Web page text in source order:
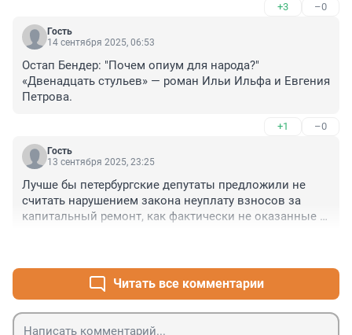
+3 –0
Гость
14 сентября 2025, 06:53
Остап Бендер: "Почем опиум для народа?"
«Двенадцать стульев» — роман Ильи Ильфа и Евгения
Петрова.
+1 –0
Гость
13 сентября 2025, 23:25
Лучше бы петербургские депутаты предложили не
считать нарушением закона неуплату взносов за
капитальный ремонт, как фактически не оказанные
Читать все комментарии